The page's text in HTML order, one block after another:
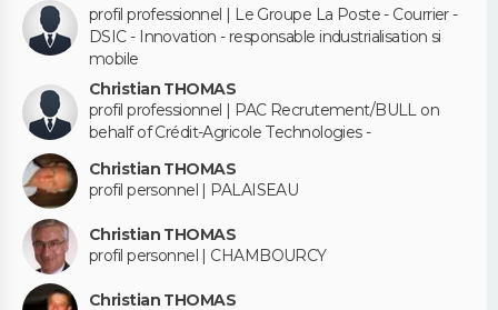
profil professionnel | Le Groupe La Poste - Courrier -
DSIC - Innovation - responsable industrialisation si
mobile
Christian THOMAS
profil professionnel | PAC Recrutement/BULL on
behalf of Crédit-Agricole Technologies -
Christian THOMAS
profil personnel | PALAISEAU
Christian THOMAS
profil personnel | CHAMBOURCY
Christian THOMAS